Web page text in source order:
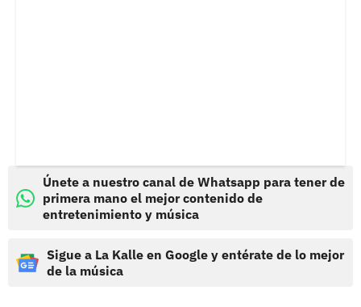
Únete a nuestro canal de Whatsapp para tener de
primera mano el mejor contenido de
entretenimiento y música
Sigue a La Kalle en Google y entérate de lo mejor
de la música